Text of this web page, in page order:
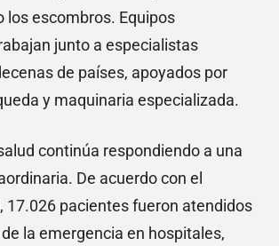
los escombros. Equipos
junto a especialistas
de países, apoyados por
y maquinaria especializada.
continúa respondiendo a una
De acuerdo con el
17.026 pacientes fueron atendidos
la emergencia en hospitales,